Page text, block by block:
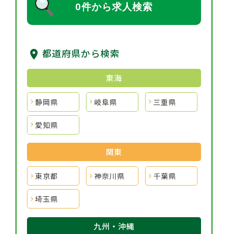
0件から求人検索
都道府県から検索
東海
静岡県 岐阜県 三重県
愛知県
関東
東京都 神奈川県 千葉県
埼玉県
九州・沖縄